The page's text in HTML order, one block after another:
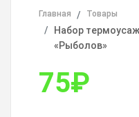
Главная Товары
Набор
«Рыболов»
75₽